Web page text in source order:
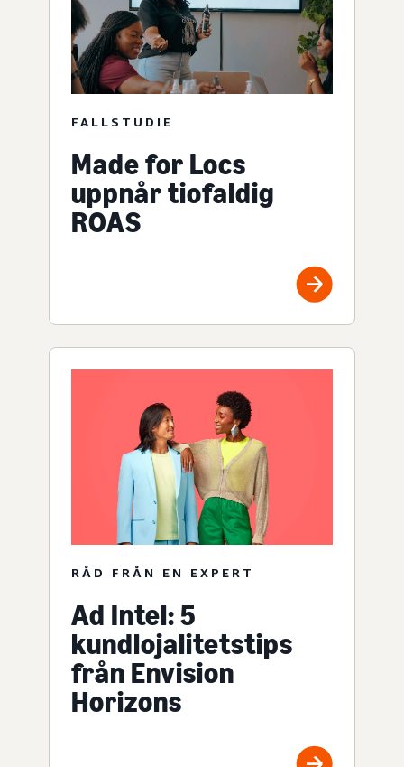
FALLSTUDIE
Made for Locs
uppnår tiofaldig
ROAS
RÅD FRÅN EN EXPERT
Ad Intel: 5
kundlojalitetstips
från Envision
Horizons